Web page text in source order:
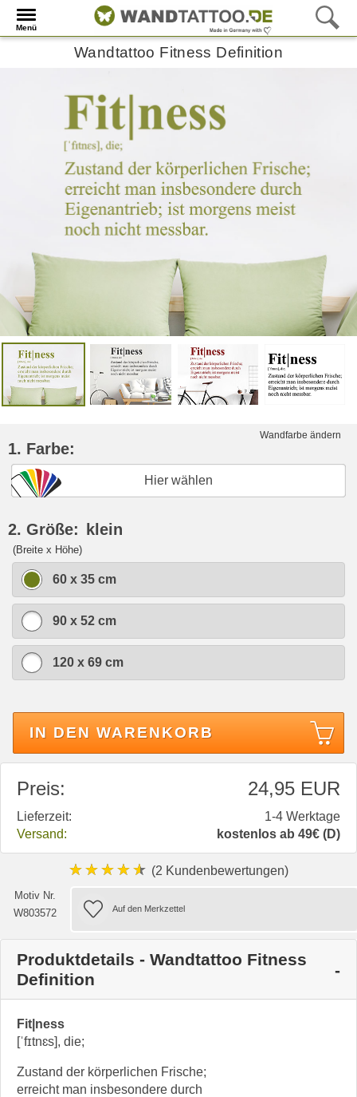
Menü
Wandtattoo Fitness Definition
Wandfarbe ändern
1. Farbe:
Hier wählen
2. Größe: klein
(Breite x Höhe)
60 x 35 cm
90 x 52 cm
120 x 69 cm
IN DEN WARENKORB
Preis: 24,95 EUR
Lieferzeit:
1-4 Werktage
Versand:
kostenlos ab 49€ (D)
★★★★★ (2 Kundenbewertungen)
Motiv Nr.
W803572
Produktdetails - Wandtattoo Fitness
Definition
Fit|ness
[ˈfɪtnɛs], die;
Zustand der körperlichen Frische;
erreicht man insbesondere durch